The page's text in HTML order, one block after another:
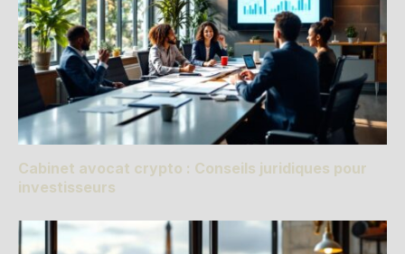
Cabinet avocat crypto : Conseils juridiques pour
investisseurs